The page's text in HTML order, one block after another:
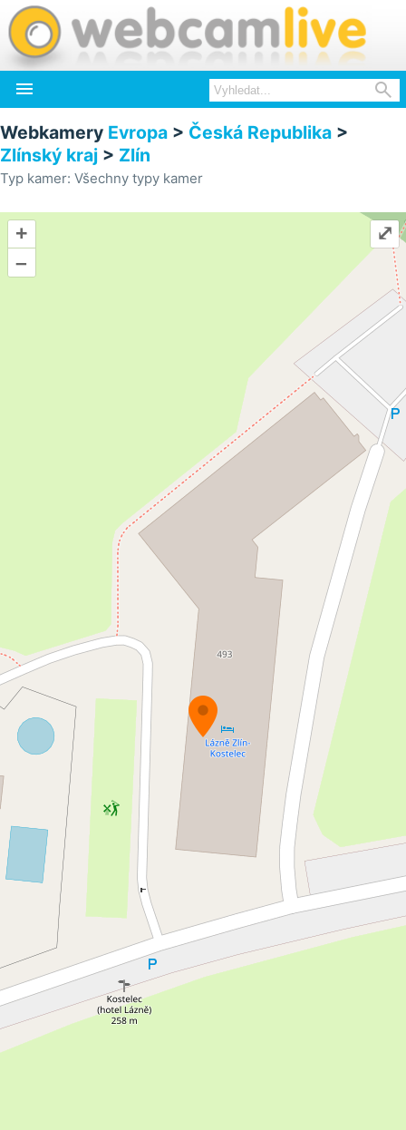
 
Webkamery Evropa > Česká Republika >
Zlínský kraj > Zlín
Typ kamer: Všechny typy kamer
+
–
⤢